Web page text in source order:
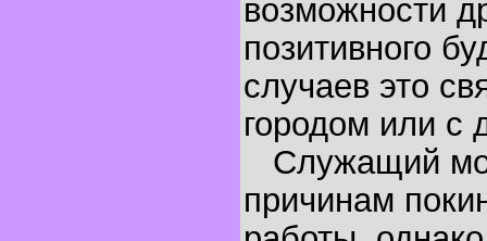
возможности
позитивного
случаев это
городом или с
Служащий
причинам